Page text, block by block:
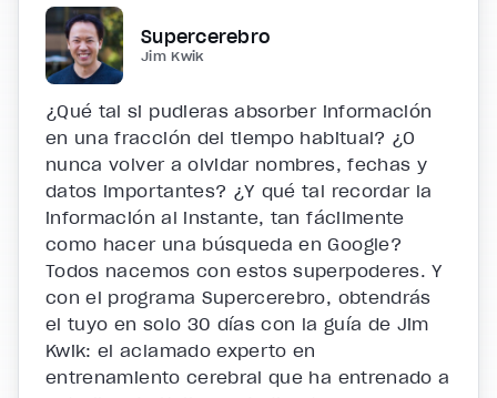
Supercerebro
Jim Kwik
¿Qué tal si pudieras absorber información
en una fracción del tiempo habitual? ¿O
nunca volver a olvidar nombres, fechas y
datos importantes? ¿Y qué tal recordar la
información al instante, tan fácilmente
como hacer una búsqueda en Google?
Todos nacemos con estos superpoderes. Y
con el programa Supercerebro, obtendrás
el tuyo en solo 30 días con la guía de Jim
Kwik: el aclamado experto en
entrenamiento cerebral que ha entrenado a